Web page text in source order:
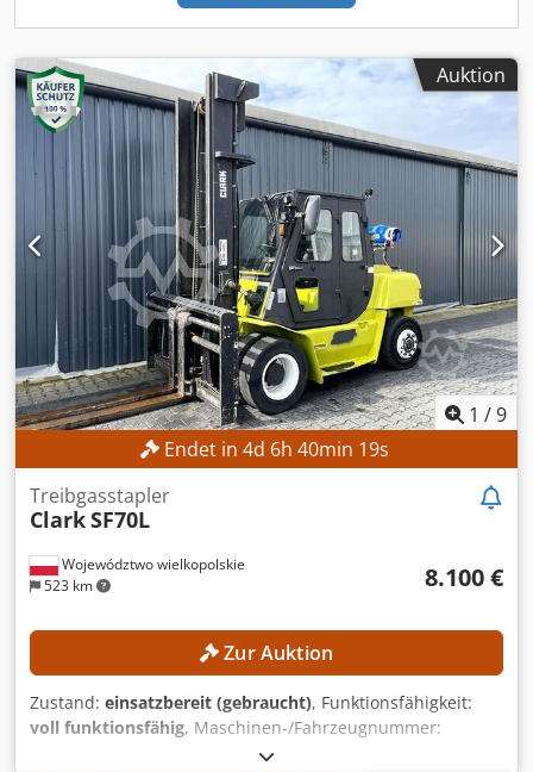
Auktion
1 /9
Endet in 4d 6h 40min 17s
Województwo wielkopolskie
523 km
Treibgasstapler
ClarkSF70L
8.100 €
Zur Auktion
Zustand: einsatzbereit (gebraucht), Funktionsfähigkeit:
voll funktionsfähig, Maschinen-/Fahrzeugnummer:
, Baujahr: